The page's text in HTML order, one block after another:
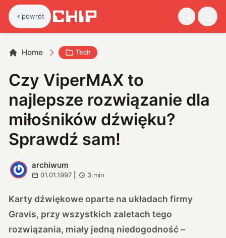
powrót
Home Tech
Czy ViperMAX to
najlepsze rozwiązanie dla
miłośników dźwięku?
Sprawdź sam!
A
archiwum
01.01.1997 3 min
Karty dźwiękowe oparte na układach firmy
Gravis, przy wszystkich zaletach tego
rozwiązania, miały jedną niedogodność –